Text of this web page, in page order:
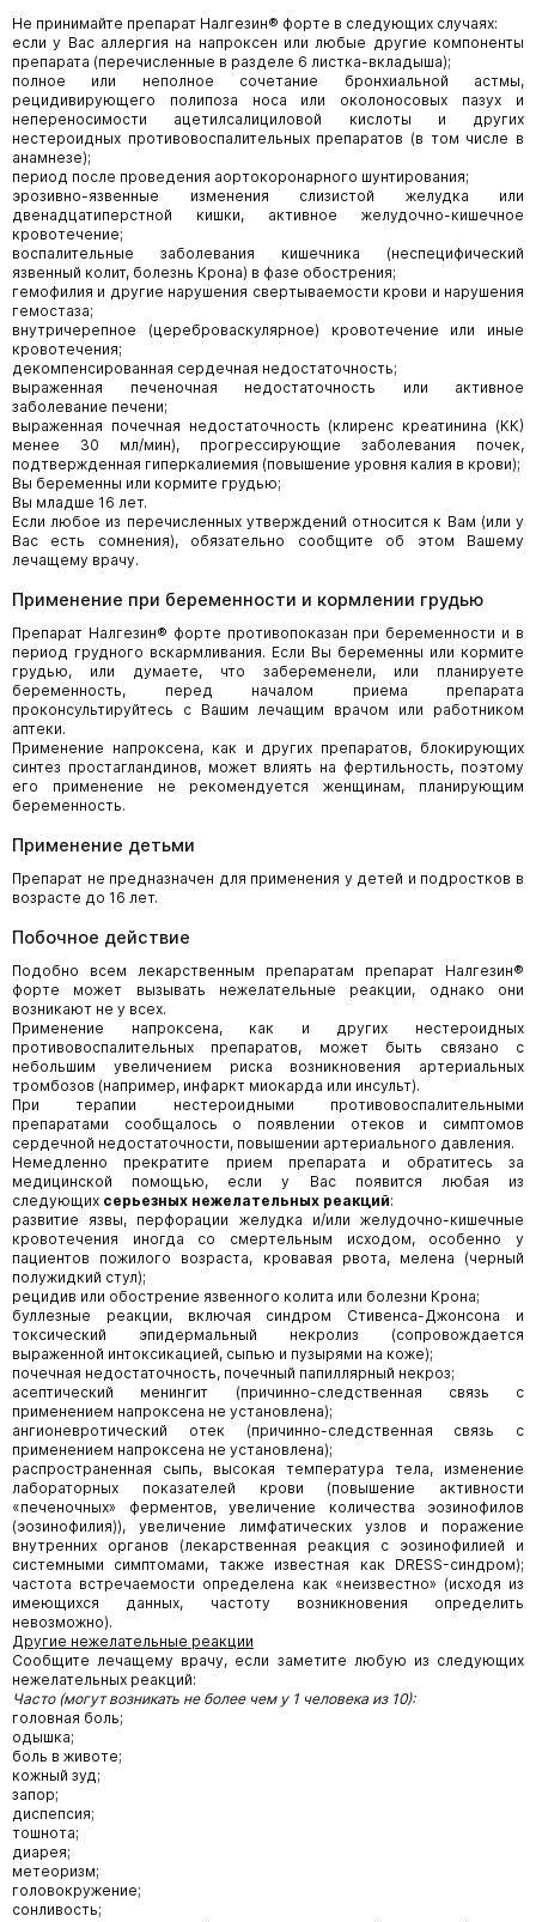
Не принимайте препарат Налгезин® форте в следующих случаях:
если у Вас аллергия на напроксен или любые другие компоненты
препарата (перечисленные в разделе 6 листка-вкладыша);
полное или неполное сочетание бронхиальной астмы,
рецидивирующего полипоза носа или околоносовых пазух и
непереносимости ацетилсалициловой кислоты и других
нестероидных противовоспалительных препаратов (в том числе в
анамнезе);
период после проведения аортокоронарного шунтирования;
эрозивно-язвенные изменения слизистой желудка или
двенадцатиперстной кишки, активное желудочно-кишечное
кровотечение;
воспалительные заболевания кишечника (неспецифический
язвенный колит, болезнь Крона) в фазе обострения;
гемофилия и другие нарушения свертываемости крови и нарушения
гемостаза;
внутричерепное (цереброваскулярное) кровотечение или иные
кровотечения;
декомпенсированная сердечная недостаточность;
выраженная печеночная недостаточность или активное
заболевание печени;
выраженная почечная недостаточность (клиренс креатинина (КК)
менее 30 мл/мин), прогрессирующие заболевания почек,
подтвержденная гиперкалиемия (повышение уровня калия в крови);
Вы беременны или кормите грудью;
Вы младше 16 лет.
Если любое из перечисленных утверждений относится к Вам (или у
Вас есть сомнения), обязательно сообщите об этом Вашему
лечащему врачу.
Применение при беременности и кормлении грудью
Препарат Налгезин® форте противопоказан при беременности и в
период грудного вскармливания. Если Вы беременны или кормите
грудью, или думаете, что забеременели, или планируете
беременность, перед началом приема препарата
проконсультируйтесь с Вашим лечащим врачом или работником
аптеки.
Применение напроксена, как и других препаратов, блокирующих
синтез простагландинов, может влиять на фертильность, поэтому
его применение не рекомендуется женщинам, планирующим
беременность.
Применение детьми
Препарат не предназначен для применения у детей и подростков в
возрасте до 16 лет.
Побочное действие
Подобно всем лекарственным препаратам препарат Налгезин®
форте может вызывать нежелательные реакции, однако они
возникают не у всех.
Применение напроксена, как и других нестероидных
противовоспалительных препаратов, может быть связано с
небольшим увеличением риска возникновения артериальных
тромбозов (например, инфаркт миокарда или инсульт).
При терапии нестероидными противовоспалительными
препаратами сообщалось о появлении отеков и симптомов
сердечной недостаточности, повышении артериального давления.
Немедленно прекратите прием препарата и обратитесь за
медицинской помощью, если у Вас появится любая из
следующих серьезных нежелательных реакций:
развитие язвы, перфорации желудка и/или желудочно-кишечные
кровотечения иногда со смертельным исходом, особенно у
пациентов пожилого возраста, кровавая рвота, мелена (черный
полужидкий стул);
рецидив или обострение язвенного колита или болезни Крона;
буллезные реакции, включая синдром Стивенса-Джонсона и
токсический эпидермальный некролиз (сопровождается
выраженной интоксикацией, сыпью и пузырями на коже);
почечная недостаточность, почечный папиллярный некроз;
асептический менингит (причинно-следственная связь с
применением напроксена не установлена);
ангионевротический отек (причинно-следственная связь с
применением напроксена не установлена);
распространенная сыпь, высокая температура тела, изменение
лабораторных показателей крови (повышение активности
«печеночных» ферментов, увеличение количества эозинофилов
(эозинофилия)), увеличение лимфатических узлов и поражение
внутренних органов (лекарственная реакция с эозинофилией и
системными симптомами, также известная как DRESS-синдром);
частота встречаемости определена как «неизвестно» (исходя из
имеющихся данных, частоту возникновения определить
невозможно).
Другие нежелательные реакции
Сообщите лечащему врачу, если заметите любую из следующих
нежелательных реакций:
Часто (могут возникать не более чем у 1 человека из 10):
головная боль;
одышка;
боль в животе;
кожный зуд;
запор;
диспепсия;
тошнота;
диарея;
метеоризм;
головокружение;
сонливость;